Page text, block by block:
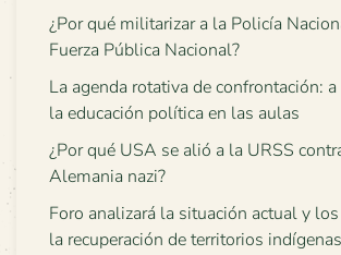
¿Por qué militarizar a la Policía
Fuerza Pública Nacional?
La agenda rotativa de confrontación:
la educación política en las aulas
¿Por qué USA se alió a la URSS
Alemania nazi?
Foro analizará la situación actual y
la recuperación de territorios